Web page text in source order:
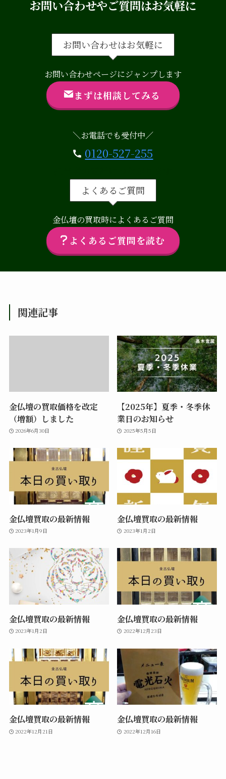
お問い合わせやご質問はお気軽に
お問い合わせはお気軽に
お問い合わせページにジャンプします
まずは相談してみる
＼お電話でも受付中／
0120-527-255
よくあるご質問
金仏壇の買取時によくあるご質問
よくあるご質問を読む
関連記事
金仏壇の買取価格を改定
（増額）しました
2026年6月30日
【2025年】夏季・冬季休
業日のお知らせ
2025年5月5日
金仏壇買取の最新情報
2023年1月9日
金仏壇買取の最新情報
2023年1月2日
金仏壇買取の最新情報
2023年1月2日
金仏壇買取の最新情報
2022年12月23日
金仏壇買取の最新情報
2022年12月21日
金仏壇買取の最新情報
2022年12月16日